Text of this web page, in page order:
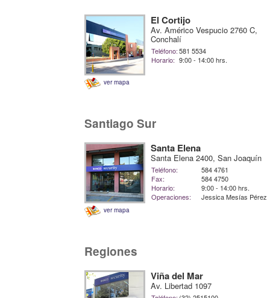
ver mapa
El Cortijo
Av. Américo Vespucio 2760 C,
Conchalí
Teléfono:581 5534
Horario: 9:00 - 14:00 hrs.
Santiago Sur
ver mapa
Santa Elena
Santa Elena 2400, San Joaquín
Teléfono:
584 4761
Fax:
584 4750
Horario:
9:00 - 14:00 hrs.
Operaciones:
Jessica Mesías Pérez
Regiones
Viña del Mar
Av. Libertad 1097